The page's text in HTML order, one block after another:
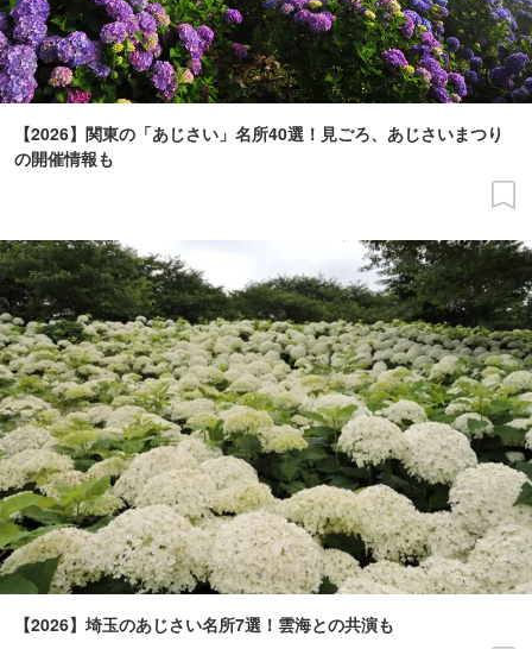
【2026】関東の「あじさい」名所40選！見ごろ、あじさいまつり
の開催情報も
【2026】埼玉のあじさい名所7選！雲海との共演も